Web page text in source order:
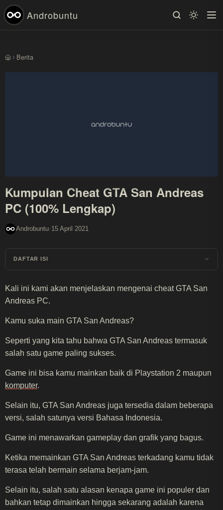
Androbuntu
Beranda
Berita
Kumpulan Cheat GTA San Andreas
PC (100% Lengkap)
Androbuntu·15 April 2021
DAFTAR ISI
Kali ini kami akan menjelaskan mengenai cheat GTA San
Andreas PC.
Kamu suka main GTA San Andreas?
Seperti yang kita tahu bahwa GTA San Andreas termasuk
salah satu game paling sukses.
Game ini bisa kamu mainkan baik di Playstation 2 maupun
komputer.
Selain itu, GTA San Andreas juga tersedia dalam beberapa
versi, salah satunya versi Bahasa Indonesia.
Game ini menawarkan gameplay dan grafik yang bagus.
Ketika memainkan GTA San Andreas terkadang kamu tidak
terasa telah bermain selama berjam-jam.
Selain itu, salah satu alasan kenapa game ini populer dan
bahkan tetap dimainkan hingga sekarang adalah karena